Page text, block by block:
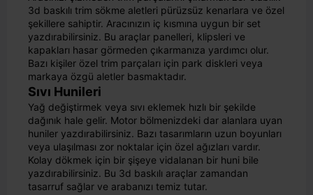
3d baskılı trim sökme aletleri pürüzsüz kenarlara ve özel
şekillere sahiptir. Aracınızın iç kısmına uygun bir set
yazdırabilirsiniz. Bu araçlar panelleri, klipsleri ve
kapakları hasar görmeden çıkarmanıza yardımcı olur.
Bazı kişiler özel trim parçaları için park diskleri veya
markaya özgü aletler basmaktadır.
Sıvı Hunileri
Yağ değiştirmek veya sıvı eklemek hızlı bir şekilde
dağınık hale gelir. Motor bölmenizdeki dar alanlara uyan
huniler yazdırabilirsiniz. Bazı tasarımların uzun boyunları
veya ulaşılması zor noktalar için özel ağızları vardır.
Kolay dökmek için bir şişeye vidalanan bir huni bile
yazdırabilirsiniz. Bu 3d baskılı araçlar zamandan
tasarruf sağlar ve arabanızı temiz tutar.